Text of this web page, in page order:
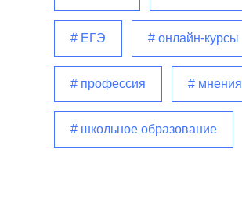
# ЕГЭ # онлайн-курсы
# профессия # мнения
# школьное образование